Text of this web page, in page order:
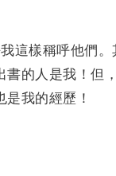
這樣稱呼他們
書的人是我！
是我的經歷！